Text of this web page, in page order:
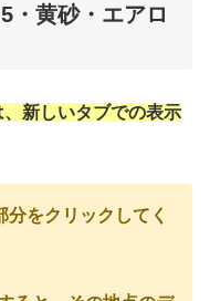
・黄砂・エアロ
新しいタブでの表示
をクリックしてく